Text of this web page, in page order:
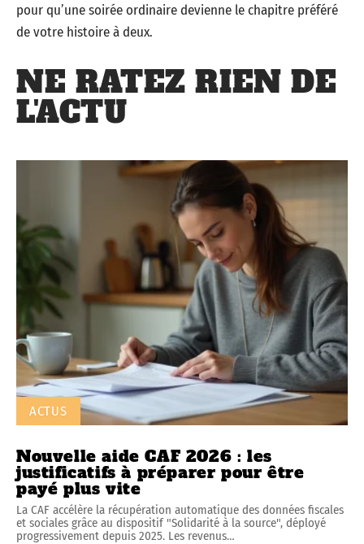
pour qu’une soirée ordinaire devienne le chapitre préféré
de votre histoire à deux.
NE RATEZ RIEN DE
L'ACTU
ACTUS
Nouvelle aide CAF 2026 : les
justificatifs à préparer pour être
payé plus vite
La CAF accélère la récupération automatique des données fiscales
et sociales grâce au dispositif "Solidarité à la source", déployé
progressivement depuis 2025. Les revenus…